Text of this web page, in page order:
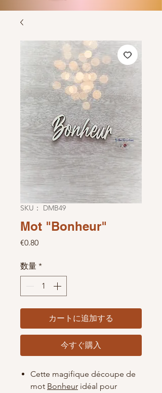
SKU： DMB49
Mot "Bonheur"
€0.80価格
数量 *
カートに追加する
今すぐ購入
Cette magifique découpe de
mot Bonheur idéal pour